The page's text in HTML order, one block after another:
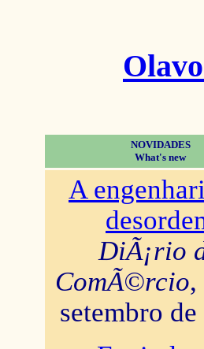
NOVIDADES
What's new
A
DiÃ¡rio
ComÃ©rcio,
setembro